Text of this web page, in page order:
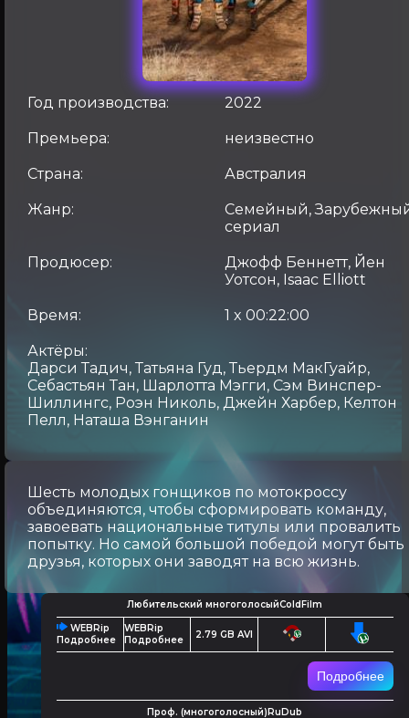
Год производства: 2022
Премьера: неизвестно
Страна: Австралия
Жанр:
Семейный,
сериал
Продюсер:
Джофф Беннетт, Йен
Уотсон, Isaac Elliott
Время: 1 x 00:22:00
Актёры:
Дарси Тадич, Татьяна Гуд, Тьердм МакГуайр,
Себастьян Тан, Шарлотта Мэгги, Сэм Винспер-
Шиллингс, Роэн Николь, Джейн Харбер, Келтон
Пелл, Наташа Вэнганин
Шесть молодых гонщиков по мотокроссу
объединяются, чтобы сформировать команду,
завоевать национальные титулы или провалить
попытку. Но самой большой победой могут быть
друзья, которых они заводят на всю жизнь.
Подробнее
WEBRip
Подробнее
Любительский многоголосыйColdFilm
WEBRip
Подробнее
2.79 GB AVI
Проф. (многоголосный)RuDub